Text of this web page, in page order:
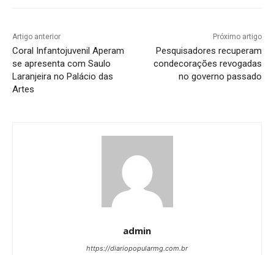
Artigo anterior
Coral Infantojuvenil Aperam
se apresenta com Saulo
Laranjeira no Palácio das
Artes
Próximo artigo
Pesquisadores recuperam
condecorações revogadas
no governo passado
admin
https://diariopopularmg.com.br